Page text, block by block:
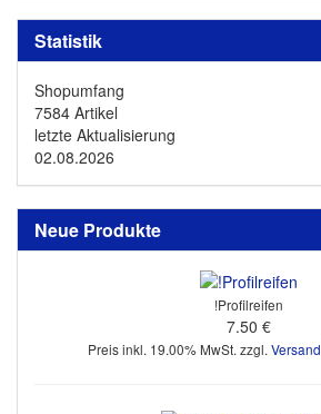
Statistik
Shopumfang
7584 Artikel
letzte Aktualisierung
02.08.2026
Neue Produkte
!Profilreifen
7.50 €
Preis inkl. 19.00% MwSt. zzgl. Versand